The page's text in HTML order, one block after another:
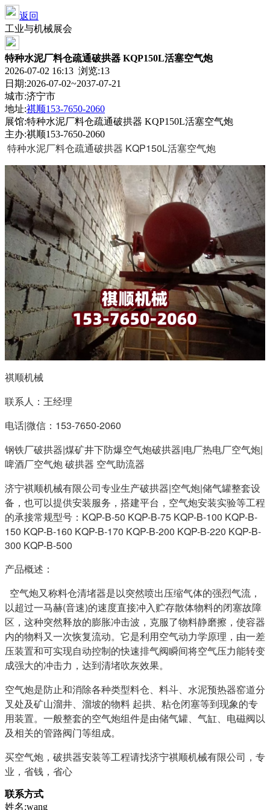
返回
工业与机械展会
特种水泥厂料仓疏通破拱器 KQP150L活塞空气炮
2026-07-02 16:13 浏览:13
日期:2026-07-02~2037-07-21
城市:济宁市
地址:祺顺153-7650-2060
展馆:特种水泥厂料仓疏通破拱器 KQP150L活塞空气炮
主办:祺顺153-7650-2060
特种水泥厂料仓疏通破拱器 KQP150L活塞空气炮
祺顺机械
联系人：王经理
电话|微信：153-7650-2060
钢铁厂破拱器|煤矿井下防爆空气炮破拱器|电厂热电厂空气炮|
啤酒厂空气炮 破拱器 空气助流器
济宁祺顺机械有限公司专业生产破拱器|空气炮|储气罐整套设
备，也可以提供安装服务，搭建平台，空气炮安装实验等工程
的承接常规型号：KQP-B-50 KQP-B-75 KQP-B-100 KQP-B-
150 KQP-B-160 KQP-B-170 KQP-B-200 KQP-B-220 KQP-B-
300 KQP-B-500
产品概述：
空气炮又称料仓清堵器是以突然喷出压缩气体的强烈气流，
以超过一马赫(音速)的速度直接冲入贮存散体物料的闭塞故障
区，这种突然释放的膨胀冲击波，克服了物料静磨擦，使容器
内的物料又一次恢复流动。它是利用空气动力学原理，由一差
压装置和可实现自动控制的快速排气阀瞬间将空气压力能转变
成强大的冲击力，达到清堵吹灰效果。
空气炮是防止和消除各种类型料仓、料斗、水泥预热器窑道分
叉处及矿山溜井、溜坡的物料 起拱、粘仓闭塞等到现象的专
用装置。一般整套的空气炮组件是由储气罐、气缸、电磁阀以
及相关的管路阀门等组成。
买空气炮，破拱器安装等工程请找济宁祺顺机械有限公司，专
业，省钱，省心
联系方式
姓名:wang